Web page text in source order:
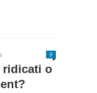
ridicati o
0